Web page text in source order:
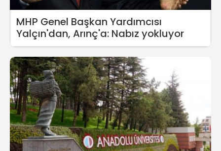
MHP Genel Başkan Yardımcısı
Yalçın'dan, Arınç'a: Nabız yokluyor